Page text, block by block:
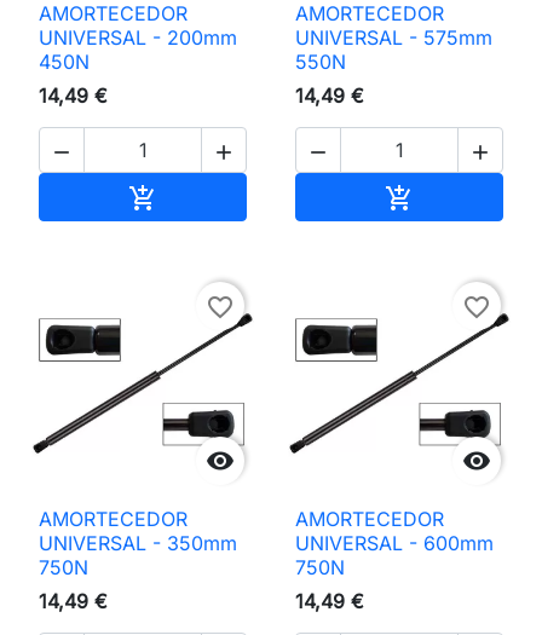
AMORTECEDOR
UNIVERSAL - 200mm
450N
14,49 €
 

AMORTECEDOR
UNIVERSAL - 575mm
550N
14,49 €
 


favorite_border
AMORTECEDOR
UNIVERSAL - 350mm
750N
14,49 €

favorite_border
AMORTECEDOR
UNIVERSAL - 600mm
750N
14,49 €